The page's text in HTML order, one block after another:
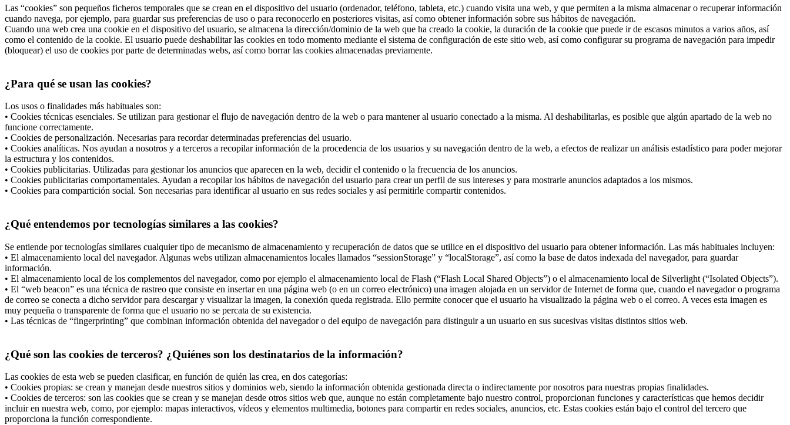
Las “cookies” son pequeños ficheros temporales que se crean en el dispositivo del usuario (ordenador, teléfono, tableta, etc.) cuando visita una web, y que permiten a la misma almacenar o recuperar información
cuando navega, por ejemplo, para guardar sus preferencias de uso o para reconocerlo en posteriores visitas, así como obtener información sobre sus hábitos de navegación.
Cuando una web crea una cookie en el dispositivo del usuario, se almacena la dirección/dominio de la web que ha creado la cookie, la duración de la cookie que puede ir de escasos minutos a varios años, así
como el contenido de la cookie. El usuario puede deshabilitar las cookies en todo momento mediante el sistema de configuración de este sitio web, así como configurar su programa de navegación para impedir
(bloquear) el uso de cookies por parte de determinadas webs, así como borrar las cookies almacenadas previamente.
¿Para qué se usan las cookies?
Los usos o finalidades más habituales son:
• Cookies técnicas esenciales. Se utilizan para gestionar el flujo de navegación dentro de la web o para mantener al usuario conectado a la misma. Al deshabilitarlas, es posible que algún apartado de la web no
funcione correctamente.
• Cookies de personalización. Necesarias para recordar determinadas preferencias del usuario.
• Cookies analíticas. Nos ayudan a nosotros y a terceros a recopilar información de la procedencia de los usuarios y su navegación dentro de la web, a efectos de realizar un análisis estadístico para poder mejorar
la estructura y los contenidos.
• Cookies publicitarias. Utilizadas para gestionar los anuncios que aparecen en la web, decidir el contenido o la frecuencia de los anuncios.
• Cookies publicitarias comportamentales. Ayudan a recopilar los hábitos de navegación del usuario para crear un perfil de sus intereses y para mostrarle anuncios adaptados a los mismos.
• Cookies para compartición social. Son necesarias para identificar al usuario en sus redes sociales y así permitirle compartir contenidos.
¿Qué entendemos por tecnologías similares a las cookies?
Se entiende por tecnologías similares cualquier tipo de mecanismo de almacenamiento y recuperación de datos que se utilice en el dispositivo del usuario para obtener información. Las más habituales incluyen:
• El almacenamiento local del navegador. Algunas webs utilizan almacenamientos locales llamados “sessionStorage” y “localStorage”, así como la base de datos indexada del navegador, para guardar
información.
• El almacenamiento local de los complementos del navegador, como por ejemplo el almacenamiento local de Flash (“Flash Local Shared Objects”) o el almacenamiento local de Silverlight (“Isolated Objects”).
• El “web beacon” es una técnica de rastreo que consiste en insertar en una página web (o en un correo electrónico) una imagen alojada en un servidor de Internet de forma que, cuando el navegador o programa
de correo se conecta a dicho servidor para descargar y visualizar la imagen, la conexión queda registrada. Ello permite conocer que el usuario ha visualizado la página web o el correo. A veces esta imagen es
muy pequeña o transparente de forma que el usuario no se percata de su existencia.
• Las técnicas de “fingerprinting” que combinan información obtenida del navegador o del equipo de navegación para distinguir a un usuario en sus sucesivas visitas distintos sitios web.
¿Qué son las cookies de terceros? ¿Quiénes son los destinatarios de la información?
Las cookies de esta web se pueden clasificar, en función de quién las crea, en dos categorías:
• Cookies propias: se crean y manejan desde nuestros sitios y dominios web, siendo la información obtenida gestionada directa o indirectamente por nosotros para nuestras propias finalidades.
• Cookies de terceros: son las cookies que se crean y se manejan desde otros sitios web que, aunque no están completamente bajo nuestro control, proporcionan funciones y características que hemos decidir
incluir en nuestra web, como, por ejemplo: mapas interactivos, vídeos y elementos multimedia, botones para compartir en redes sociales, anuncios, etc. Estas cookies están bajo el control del tercero que
proporciona la función correspondiente.